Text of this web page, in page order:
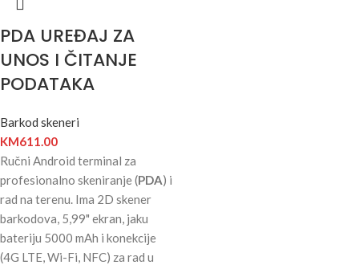
PDA UREĐAJ ZA
UNOS I ČITANJE
PODATAKA
Barkod skeneri
KM611.00
Ručni Android terminal za
profesionalno skeniranje (PDA) i
rad na terenu. Ima 2D skener
barkodova, 5,99" ekran, jaku
bateriju 5000 mAh i konekcije
(4G LTE, Wi-Fi, NFC) za rad u